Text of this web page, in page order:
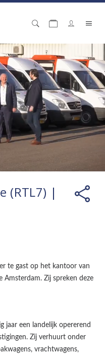
(RTL7) |
te gast op het kantoor van
Amsterdam. Zij spreken deze
jaar een landelijk opererend
Zij verhuurt onder
vrachtwagens,